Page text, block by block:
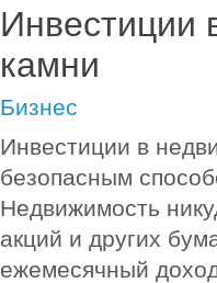
Инвестиции
камни
Бизнес
Инвестиции в
безопасным
Недвижимость
акций и других
ежемесячный